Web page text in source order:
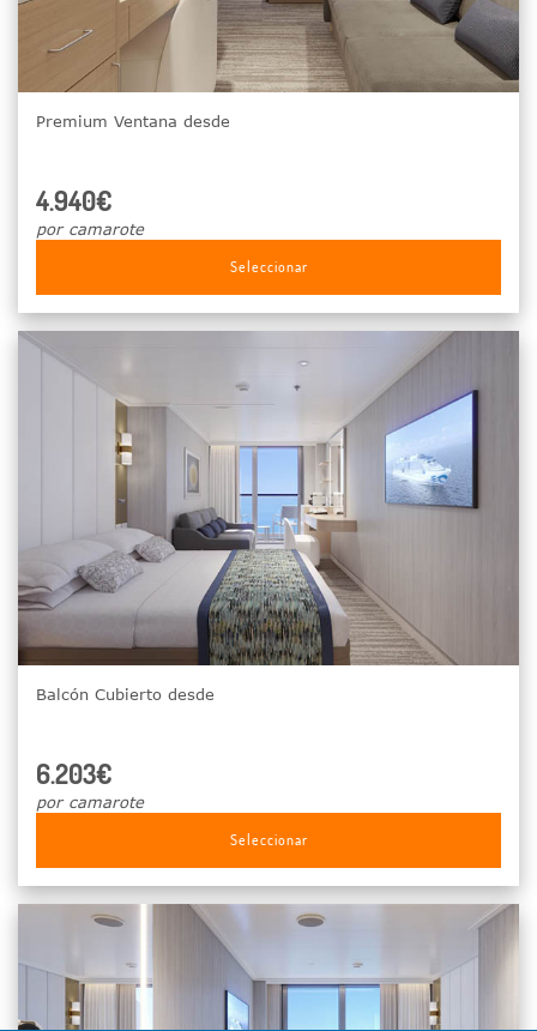
Premium Ventana desde
4.940€
por camarote
Seleccionar
Balcón Cubierto desde
6.203€
por camarote
Seleccionar